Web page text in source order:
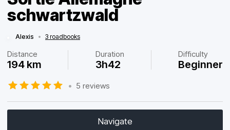
schwartzwald
Alexis • 3 roadbooks
Distance
194 km
Duration
3h42
Difficulty
Beginner
• 5 reviews
Navigate